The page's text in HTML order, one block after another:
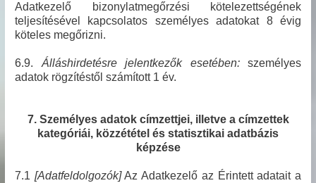
Adatkezelő bizonylatmegőrzési kötelezettségének
teljesítésével kapcsolatos személyes adatokat 8 évig
köteles megőrizni.
6.9. Álláshirdetésre jelentkezők esetében:személyes
adatok rögzítéstől számított 1 év.
7. Személyes adatok címzettjei, illetve a címzettek
kategóriái, közzététel és statisztikai adatbázis
képzése
7.1 [Adatfeldolgozók]Az Adatkezelő az Érintett adatait a